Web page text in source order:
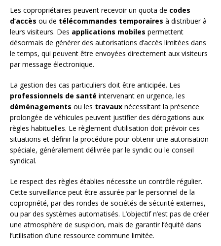
Les copropriétaires peuvent recevoir un quota de codes
d’accès ou de télécommandes temporaires à distribuer à
leurs visiteurs. Des applications mobiles permettent
désormais de générer des autorisations d’accès limitées dans
le temps, qui peuvent être envoyées directement aux visiteurs
par message électronique.
La gestion des cas particuliers doit être anticipée. Les
professionnels de santé intervenant en urgence, les
déménagements ou les travaux nécessitant la présence
prolongée de véhicules peuvent justifier des dérogations aux
règles habituelles. Le règlement d’utilisation doit prévoir ces
situations et définir la procédure pour obtenir une autorisation
spéciale, généralement délivrée par le syndic ou le conseil
syndical.
Le respect des règles établies nécessite un contrôle régulier.
Cette surveillance peut être assurée par le personnel de la
copropriété, par des rondes de sociétés de sécurité externes,
ou par des systèmes automatisés. L’objectif n’est pas de créer
une atmosphère de suspicion, mais de garantir l’équité dans
l’utilisation d’une ressource commune limitée.